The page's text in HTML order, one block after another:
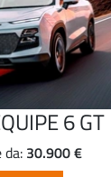
6 GT
30.900 €